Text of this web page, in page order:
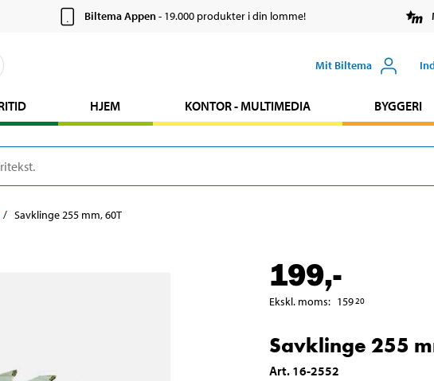
Biltema Appen- 19.000 produkter i din lomme!
Mit Biltema
HJEM KONTOR - MULTIMEDIA BYGGERI
Savklinge 255 mm, 60T
199,-
Ekskl. moms: 159 20
Savklinge 255
Art. 16-2552